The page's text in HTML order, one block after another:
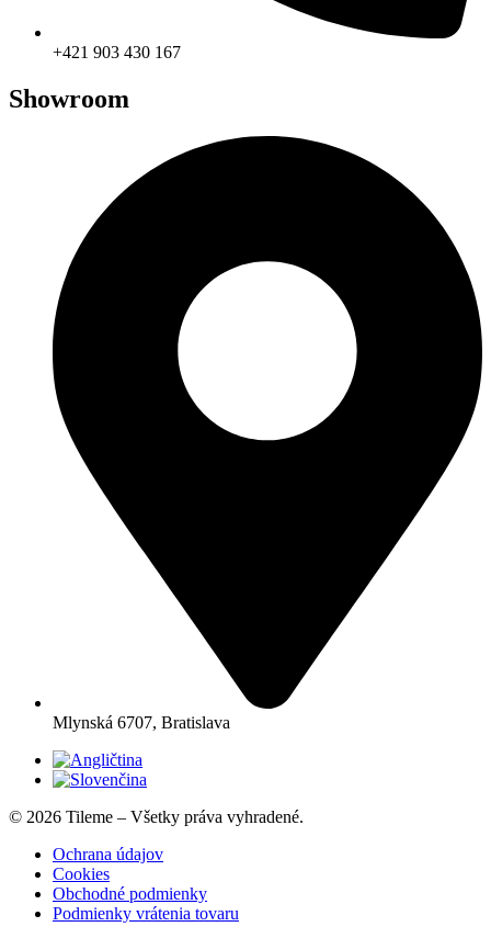
+421 903 430 167
Showroom
Mlynská 6707, Bratislava
© 2026 Tileme – Všetky práva vyhradené.
Ochrana údajov
Cookies
Obchodné podmienky
Podmienky vrátenia tovaru